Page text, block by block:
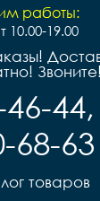
работы:
10.00-19.00
Звоните!
68-63
товаров